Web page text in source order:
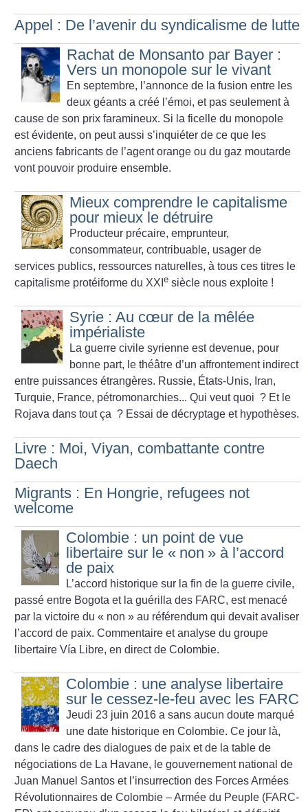
Appel : De l’avenir du syndicalisme de lutte
Rachat de Monsanto par Bayer :
Vers un monopole sur le vivant
En septembre, l’annonce de la fusion entre les
deux géants a créé l’émoi, et pas seulement à
cause de son prix faramineux. Si la ficelle du monopole
est évidente, on peut aussi s’inquiéter de ce que les
anciens fabricants de l’agent orange ou du gaz moutarde
vont pouvoir produire ensemble.
Mieux comprendre le capitalisme
pour mieux le détruire
Producteur précaire, emprunteur,
consommateur, contribuable, usager de
services publics, ressources naturelles, à tous ces titres le
capitalisme protéiforme du XXIe siècle nous exploite !
Syrie : Au cœur de la mêlée
impérialiste
La guerre civile syrienne est devenue, pour
bonne part, le thé­âtre d’un affrontement indirect
entre puissances étrangères. Russie, États-Unis, Iran,
Turquie, France, pétromonarchies... Qui veut quoi ? Et le
Rojava dans tout ça ? Essai de décryptage et hypothèses.
Livre : Moi, Viyan, combattante contre
Daech
Migrants : En Hongrie, refugees not
welcome
Colombie : un point de vue
libertaire sur le « non » à l’accord
de paix
L’accord historique sur la fin de la guerre civile,
passé entre Bogota et la guérilla des FARC, est menacé
par la victoire du « non » au référendum qui devait avaliser
l’accord de paix. Commentaire et analyse du groupe
libertaire Vía Libre, en direct de Colombie.
Colombie : une analyse libertaire
sur le cessez-le-feu avec les FARC
Jeudi 23 juin 2016 a sans aucun doute marqué
une date historique en Colombie. Ce jour là,
dans le cadre des dialogues de paix et de la table de
négociations de La Havane, le gouvernement national de
Juan Manuel Santos et l’insurrection des Forces Armées
Révolutionnaires de Colombie – Armée du Peuple (FARC-